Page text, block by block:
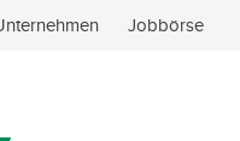
Jobbörse